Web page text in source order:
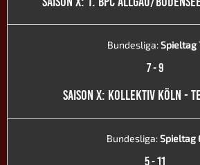
Bundesliga:Spieltag
7-9
SAISON X: KOLLEKTIV KÖLN -
Bundesliga:Spieltag
5-11